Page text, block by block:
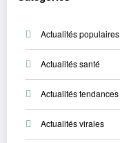
Actualités populaires
Actualités santé
Actualités tendances
Actualités virales